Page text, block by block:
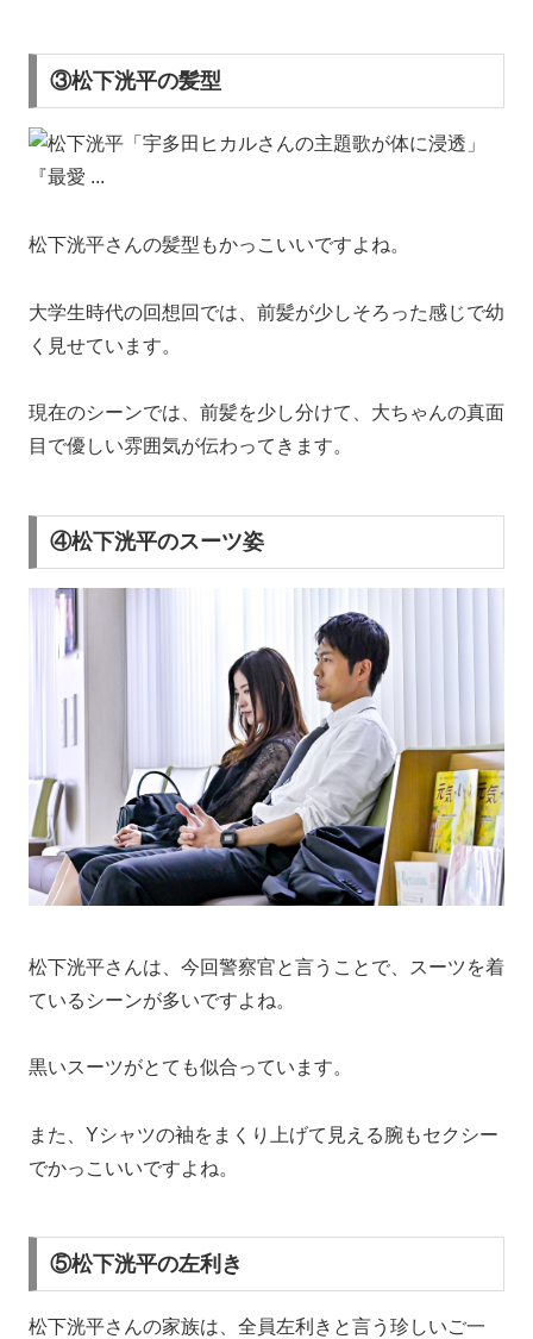
③松下洸平の髪型
松下洸平さんの髪型もかっこいいですよね。
大学生時代の回想回では、前髪が少しそろった感じで幼
く見せています。
現在のシーンでは、前髪を少し分けて、大ちゃんの真面
目で優しい雰囲気が伝わってきます。
④松下洸平のスーツ姿
松下洸平さんは、今回警察官と言うことで、スーツを着
ているシーンが多いですよね。
黒いスーツがとても似合っています。
また、Yシャツの袖をまくり上げて見える腕もセクシー
でかっこいいですよね。
⑤松下洸平の左利き
松下洸平さんの家族は、全員左利きと言う珍しいご一